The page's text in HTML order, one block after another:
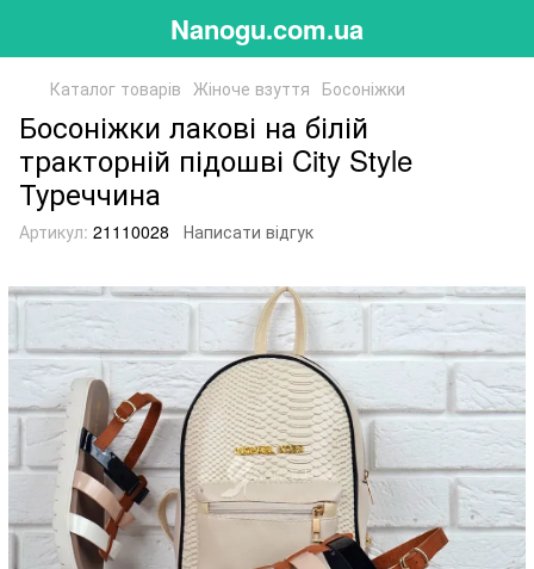
Nanogu.com.ua
Каталог товарів Жіноче взуття Босоніжки
Босоніжки лакові на білій
тракторній підошві City Style
Туреччина
Артикул: 21110028 Написати відгук